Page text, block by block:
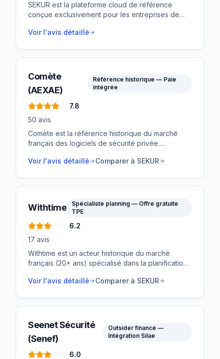
SEKUR est la plateforme cloud de référence
conçue exclusivement pour les entreprises de
terrain, de la gestion RH à la facturation, SEKUR
Voir l'avis détaillé
Comète
(AEXAE)
Référence historique — Paie
intégrée
7.8
50 avis
Comète est la référence historique du marché
français des logiciels de sécurité privée.
équipe des groupes majeurs comme SERIS et
Voir l'avis détaillé Comparer à SEKUR
Withtime
Spécialiste planning — Offre gratuite
TPE
6.2
17 avis
Withtime est un acteur historique du marché
français (20+ ans) spécialisé dans la planification
de planning réputé pour sa rapidité et sa gestion
Voir l'avis détaillé Comparer à SEKUR
Seenet Sécurité
(Senef)
Outsider financé —
Intégration Silae
6.0